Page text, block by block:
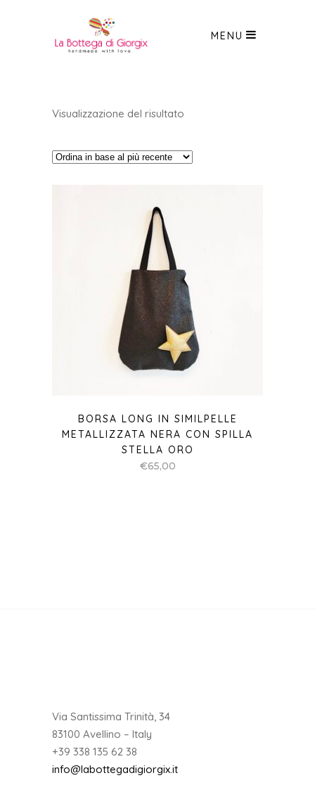
MENU
Visualizzazione del risultato
BORSA LONG IN SIMILPELLE
METALLIZZATA NERA CON SPILLA
STELLA ORO
€65,00
Via Santissima Trinità, 34
83100 Avellino – Italy
+39 338 135 62 38
info@labottegadigiorgix.it